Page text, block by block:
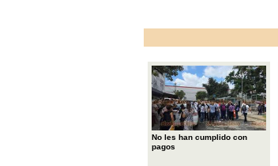
No les han cumplido con
pagos